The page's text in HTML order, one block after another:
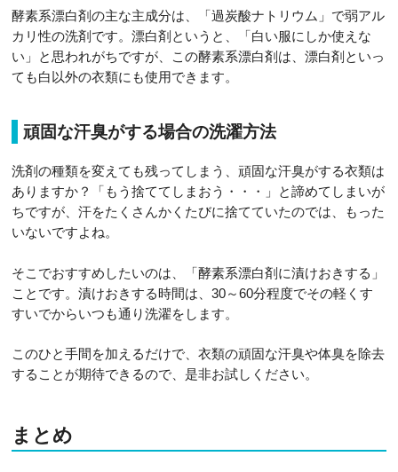
酵素系漂白剤の主な主成分は、「過炭酸ナトリウム」で弱アル
カリ性の洗剤です。漂白剤というと、「白い服にしか使えな
い」と思われがちですが、この酵素系漂白剤は、漂白剤といっ
ても白以外の衣類にも使用できます。
頑固な汗臭がする場合の洗濯方法
洗剤の種類を変えても残ってしまう、頑固な汗臭がする衣類は
ありますか？「もう捨ててしまおう・・・」と諦めてしまいが
ちですが、汗をたくさんかくたびに捨てていたのでは、もった
いないですよね。
そこでおすすめしたいのは、「酵素系漂白剤に漬けおきする」
ことです。漬けおきする時間は、30～60分程度でその軽くす
すいでからいつも通り洗濯をします。
このひと手間を加えるだけで、衣類の頑固な汗臭や体臭を除去
することが期待できるので、是非お試しください。
まとめ